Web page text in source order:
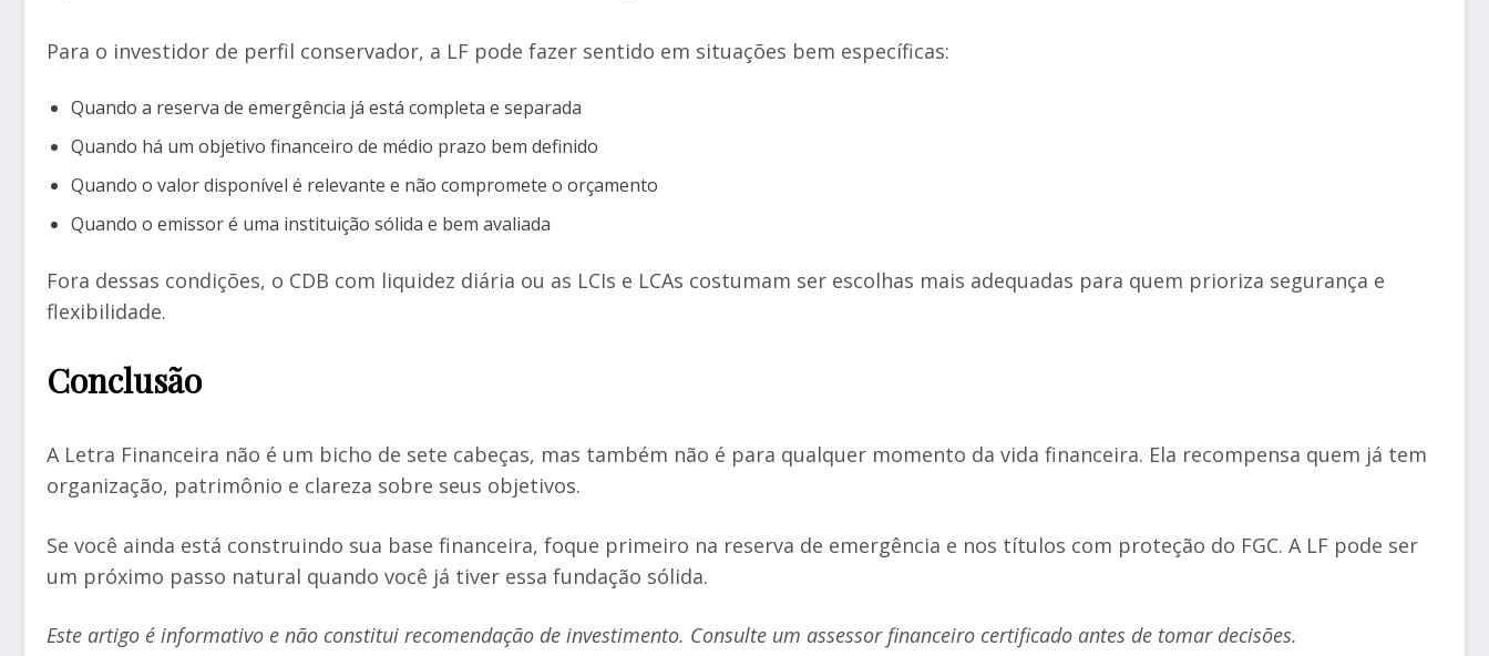
Para o investidor de perfil conservador, a LF pode fazer sentido em situações bem específicas:
Quando a reserva de emergência já está completa e separada
Quando há um objetivo financeiro de médio prazo bem definido
Quando o valor disponível é relevante e não compromete o orçamento
Quando o emissor é uma instituição sólida e bem avaliada
Fora dessas condições, o CDB com liquidez diária ou as LCIs e LCAs costumam ser escolhas mais adequadas para quem prioriza segurança e
flexibilidade.
Conclusão
A Letra Financeira não é um bicho de sete cabeças, mas também não é para qualquer momento da vida financeira. Ela recompensa quem já tem
organização, patrimônio e clareza sobre seus objetivos.
Se você ainda está construindo sua base financeira, foque primeiro na reserva de emergência e nos títulos com proteção do FGC. A LF pode ser
um próximo passo natural quando você já tiver essa fundação sólida.
Este artigo é informativo e não constitui recomendação de investimento. Consulte um assessor financeiro certificado antes de tomar decisões.